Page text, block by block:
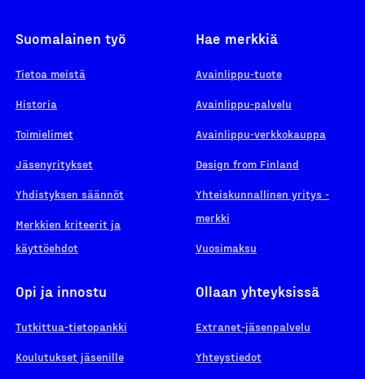
Suomalainen työ
Tietoa meistä
Historia
Toimielimet
Jäsenyritykset
Yhdistyksen säännöt
Merkkien kriteerit ja
käyttöehdot
Hae merkkiä
Avainlippu-tuote
Avainlippu-palvelu
Avainlippu-verkkokauppa
Design from Finland
Yhteiskunnallinen yritys -
merkki
Vuosimaksu
Opi ja innostu
Tutkittua-tietopankki
Koulutukset jäsenille
Ollaan yhteyksissä
Extranet-jäsenpalvelu
Yhteystiedot